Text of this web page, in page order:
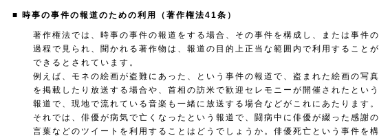
■ 時事の事件の報道のための利用（著作権法41条）
著作権法では、時事の事件の報道をする場合、その事件を構成し、または事件の
過程で見られ、聞かれる著作物は、報道の目的上正当な範囲内で利用することが
できるとされています。
例えば、モネの絵画が盗難にあった、という事件の報道で、盗まれた絵画の写真
を掲載したり放送する場合や、首相の訪米で歓迎セレモニーが開催されたという
報道で、現地で流れている音楽も一緒に放送する場合などがこれにあたります。
それでは、俳優が病気で亡くなったという報道で、闘病中に俳優が綴った感謝の
言葉などのツイートを利用することはどうでしょうか。俳優死亡という事件を構